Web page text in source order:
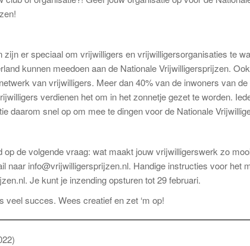
zijn er speciaal om vrijwilligers en vrijwilligersorganisaties te
kunnen meedoen aan de Nationale Vrijwilligersprijzen.
van vrijwilligers. Meer dan 40% van de inwoners van
verdienen het om in het zonnetje gezet te worden.
daarom snel op om mee te dingen voor de Nationale
de volgende vraag: wat maakt jouw vrijwilligerswerk zo
naar info@vrijwilligersprijzen.nl. Handige instructies voor het
Je kunt je inzending opsturen tot 29 februari.
succes. Wees creatief en zet ‘m op!